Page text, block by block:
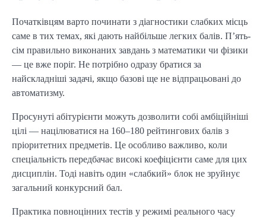
Початківцям варто починати з діагностики слабких місць
саме в тих темах, які дають найбільше легких балів. П’ять-
сім правильно виконаних завдань з математики чи фізики
— це вже поріг. Не потрібно одразу братися за
найскладніші задачі, якщо базові ще не відпрацьовані до
автоматизму.
Просунуті абітурієнти можуть дозволити собі амбіційніші
цілі — націлюватися на 160–180 рейтингових балів з
пріоритетних предметів. Це особливо важливо, коли
спеціальність передбачає високі коефіцієнти саме для цих
дисциплін. Тоді навіть один «слабкий» блок не зруйнує
загальний конкурсний бал.
Практика повноцінних тестів у режимі реального часу